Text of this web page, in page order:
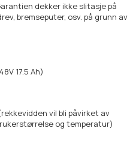
dekker ikke slitasje på
bremseputer, osv. på grunn av
17.5 Ah)
vil bli påvirket av
og temperatur)